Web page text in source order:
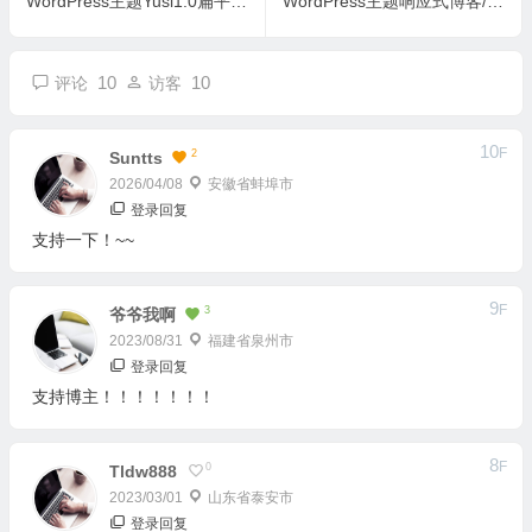
评论 10 访客 10
Suntts 2
2026/04/08 安徽省蚌埠市
10F
登录回复
支持一下！~~
爷爷我啊 3
2023/08/31 福建省泉州市
9F
登录回复
支持博主！！！！！！！
Tldw888 0
2023/03/01 山东省泰安市
8F
登录回复